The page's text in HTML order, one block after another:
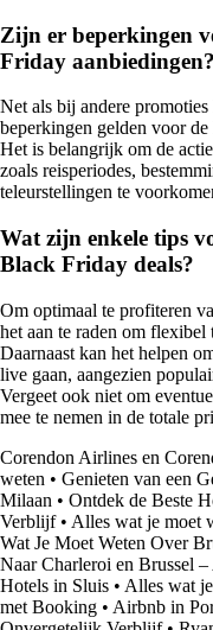
Zijn er beperkingen
Friday aanbiedingen?
Net als bij andere
beperkingen gelden voor
Het is belangrijk om de
zoals reisperiodes,
teleurstellingen te
Wat zijn enkele tips
Black Friday deals?
Om optimaal te profiteren
het aan te raden om flexibel
Daarnaast kan het helpen
live gaan, aangezien
Vergeet ook niet om
mee te nemen in de totale
Corendon Airlines en
weten • Genieten van een
Milaan • Ontdek de Beste
Verblijf• Alles wat je moet
Wat Je Moet Weten Over
Naar Charleroi en Brussel
Hotels in Sluis • Alles wat
met Booking • Airbnb in